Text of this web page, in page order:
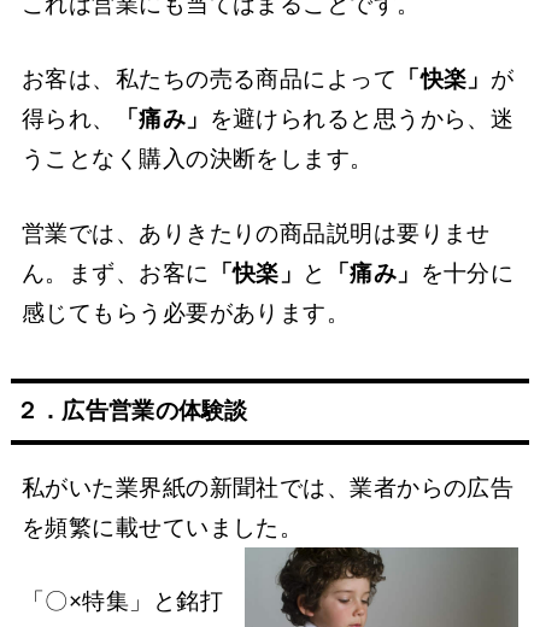
お客は、私たちの売る商品によって 「快楽」 が
得られ、
「痛み」
を避けられると思うから、迷
うことなく購入の決断をします。
営業では、ありきたりの商品説明は要りませ
ん。まず、お客に
「快楽」 と 「痛み」
を十分に
感じてもらう必要があります。
２．広告営業の体験談
私がいた業界紙の新聞社では、業者からの広告
を頻繁に載せていました。
「〇×特集」と銘打